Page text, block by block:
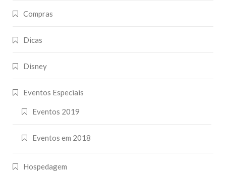
Compras
Dicas
Disney
Eventos Especiais
Eventos 2019
Eventos em 2018
Hospedagem